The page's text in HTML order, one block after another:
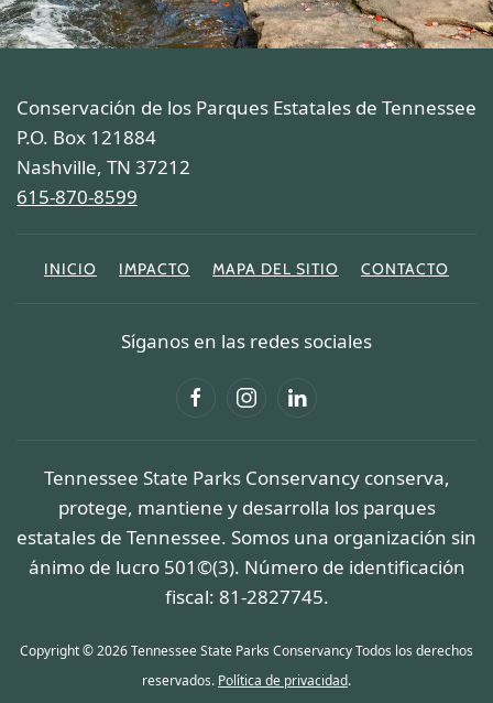
Conservación de los Parques Estatales de Tennessee
P.O. Box 121884
Nashville, TN 37212
615-870-8599
INICIO IMPACTO MAPA DEL SITIO CONTACTO
Síganos en las redes sociales
Tennessee State Parks Conservancy conserva,
protege, mantiene y desarrolla los parques
estatales de Tennessee. Somos una organización sin
ánimo de lucro 501©(3). Número de identificación
fiscal: 81-2827745.
Copyright © 2026 Tennessee State Parks Conservancy Todos los derechos
reservados. Política de privacidad.